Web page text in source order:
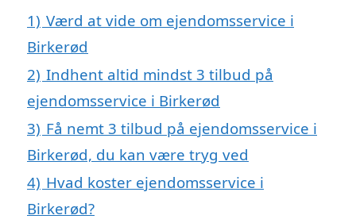
1) Værd at vide om ejendomsservice i
Birkerød
2) Indhent altid mindst 3 tilbud på
ejendomsservice i Birkerød
3) Få nemt 3 tilbud på ejendomsservice i
Birkerød, du kan være tryg ved
4) Hvad koster ejendomsservice i
Birkerød?